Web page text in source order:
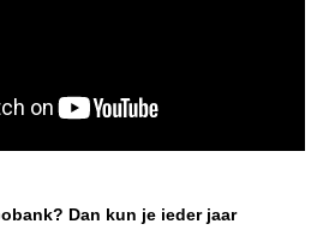
Dan kun je ieder jaar